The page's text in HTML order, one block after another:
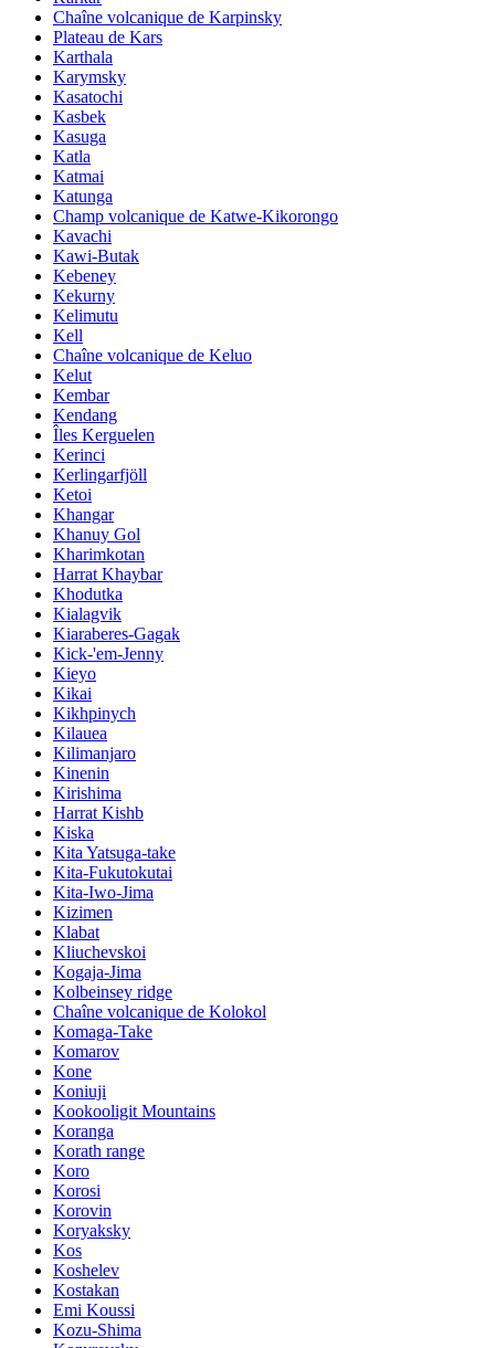
Chaîne volcanique de Karpinsky
Plateau de Kars
Karthala
Karymsky
Kasatochi
Kasbek
Kasuga
Katla
Katmai
Katunga
Champ volcanique de Katwe-Kikorongo
Kavachi
Kawi-Butak
Kebeney
Kekurny
Kelimutu
Kell
Chaîne volcanique de Keluo
Kelut
Kembar
Kendang
Îles Kerguelen
Kerinci
Kerlingarfjöll
Ketoi
Khangar
Khanuy Gol
Kharimkotan
Harrat Khaybar
Khodutka
Kialagvik
Kiaraberes-Gagak
Kick-'em-Jenny
Kieyo
Kikai
Kikhpinych
Kilauea
Kilimanjaro
Kinenin
Kirishima
Harrat Kishb
Kiska
Kita Yatsuga-take
Kita-Fukutokutai
Kita-Iwo-Jima
Kizimen
Klabat
Kliuchevskoi
Kogaja-Jima
Kolbeinsey ridge
Chaîne volcanique de Kolokol
Komaga-Take
Komarov
Kone
Koniuji
Kookooligit Mountains
Koranga
Korath range
Koro
Korosi
Korovin
Koryaksky
Kos
Koshelev
Kostakan
Emi Koussi
Kozu-Shima